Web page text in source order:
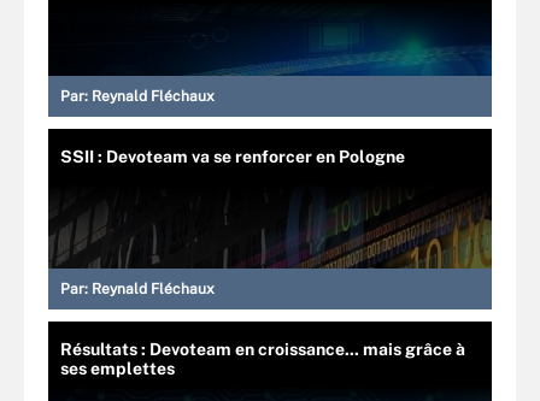
Par: Reynald Fléchaux
SSII : Devoteam va se renforcer en Pologne
Par: Reynald Fléchaux
Résultats : Devoteam en croissance... mais grâce à
ses emplettes